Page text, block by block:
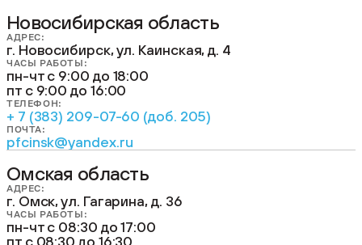
Новосибирская область
АДРЕС:
г. Новосибирск, ул. Каинская, д. 4
ЧАСЫ РАБОТЫ:
пн-чт с 9:00 до 18:00
пт с 9:00 до 16:00
ТЕЛЕФОН:
+ 7 (383) 209-07-60 (доб. 205)
ПОЧТА:
pfcinsk@yandex.ru
Омская область
АДРЕС:
г. Омск, ул. Гагарина, д. 36
ЧАСЫ РАБОТЫ:
пн-чт с 08:30 до 17:00
пт с 08:30 до 16:30